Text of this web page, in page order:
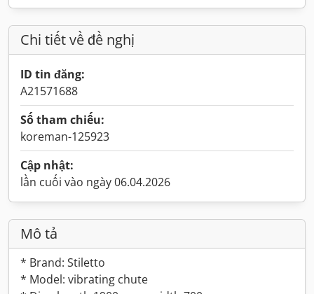
Chi tiết về đề nghị
ID tin đăng:
A21571688
Số tham chiếu:
koreman-125923
Cập nhật:
lần cuối vào ngày 06.04.2026
Mô tả
* Brand: Stiletto
* Model: vibrating chute